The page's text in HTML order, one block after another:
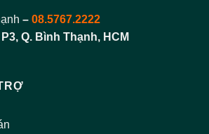
– 08.5767.2222
Q. Bình Thạnh, HCM